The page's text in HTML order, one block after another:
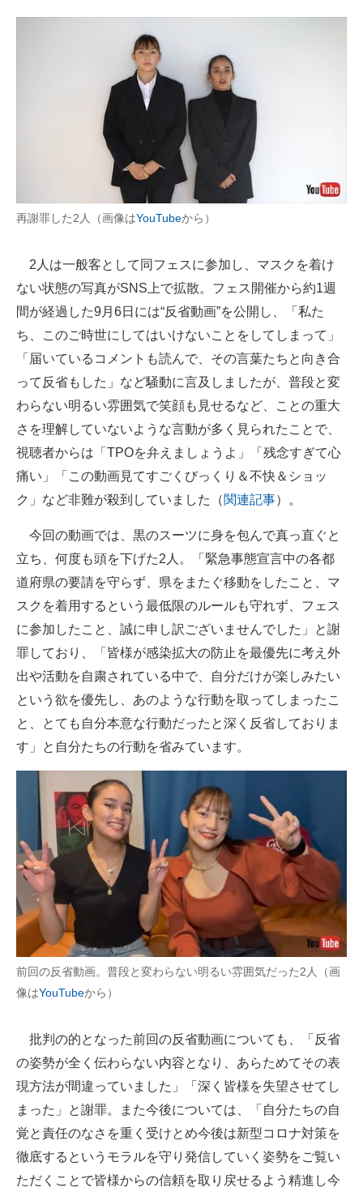
AI活用のいまが分かる
企業ITのトレンドを詳説
経営リーダーのコミュニティ
マーケ×ITの今がよく分かる
ITエンジニア向け専門サイト
企業向けIT製品の総合サイト
製造業のIT導入・活用を支援
エレクトロニクス専門サイト
エネルギーの専門メディア
建設×テクノロジーの最前線
ちょっと気になるネットの話題
再謝罪した2人（画像はYouTubeから）
2人は一般客として同フェスに参加し、マスクを着け
ない状態の写真がSNS上で拡散。フェス開催から約1週
間が経過した9月6日には“反省動画”を公開し、「私た
ち、このご時世にしてはいけないことをしてしまって」
「届いているコメントも読んで、その言葉たちと向き合
って反省もした」など騒動に言及しましたが、普段と変
わらない明るい雰囲気で笑顔も見せるなど、ことの重大
さを理解していないような言動が多く見られたことで、
視聴者からは「TPOを弁えましょうよ」「残念すぎて心
痛い」「この動画見てすごくびっくり＆不快＆ショッ
ク」など非難が殺到していました（関連記事）。
今回の動画では、黒のスーツに身を包んで真っ直ぐと
立ち、何度も頭を下げた2人。「緊急事態宣言中の各都
道府県の要請を守らず、県をまたぐ移動をしたこと、マ
スクを着用するという最低限のルールも守れず、フェス
に参加したこと、誠に申し訳ございませんでした」と謝
罪しており、「皆様が感染拡大の防止を最優先に考え外
出や活動を自粛されている中で、自分だけが楽しみたい
という欲を優先し、あのような行動を取ってしまったこ
と、とても自分本意な行動だったと深く反省しておりま
す」と自分たちの行動を省みています。
前回の反省動画。普段と変わらない明るい雰囲気だった2人（画
像はYouTubeから）
批判の的となった前回の反省動画についても、「反省
の姿勢が全く伝わらない内容となり、あらためてその表
現方法が間違っていました」「深く皆様を失望させてし
まった」と謝罪。また今後については、「自分たちの自
覚と責任のなさを重く受けとめ今後は新型コロナ対策を
徹底するというモラルを守り発信していく姿勢をご覧い
ただくことで皆様からの信頼を取り戻せるよう精進し今